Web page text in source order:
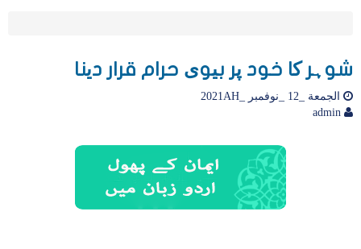
شوہر کا خود پر بیوی حرام قرار دینا
الجمعة _12 _نوفمبر _2021AH